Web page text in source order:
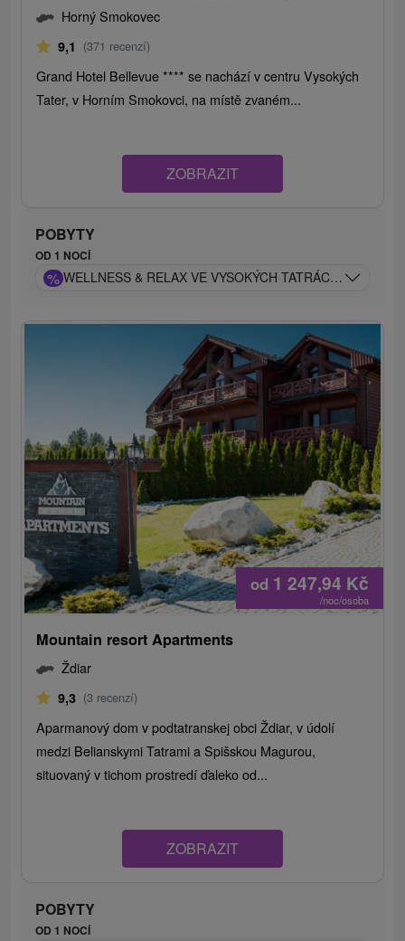
Horný Smokovec
9,1 (371 recenzí)
Grand Hotel Bellevue **** se nachází v centru Vysokých
Tater, v Horním Smokovci, na místě zvaném...
ZOBRAZIT
POBYTY
OD 1 NOCÍ
% WELLNESS & RELAX VE VYSOKÝCH TATRÁCH:
od 1 247,94 Kč
/noc/osoba
Mountain resort Apartments
Ždiar
9,3 (3 recenzí)
Aparmanový dom v podtatranskej obci Ždiar, v údolí
medzi Belianskymi Tatrami a Spišskou Magurou,
situovaný v tichom prostredí ďaleko od...
ZOBRAZIT
POBYTY
OD 1 NOCÍ